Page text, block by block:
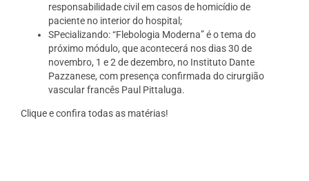
responsabilidade civil em casos de homicídio de
paciente no interior do hospital;
SPecializando: “Flebologia Moderna” é o tema do
próximo módulo, que acontecerá nos dias 30 de
novembro, 1 e 2 de dezembro, no Instituto Dante
Pazzanese, com presença confirmada do cirurgião
vascular francês Paul Pittaluga.
Clique e confira todas as matérias!